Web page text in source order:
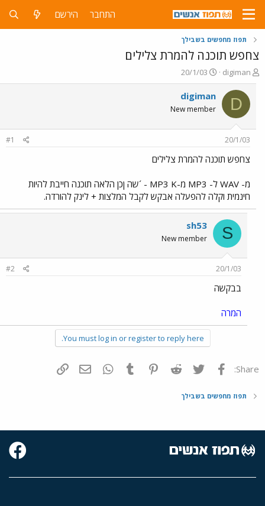
התחבר הירשם
תפוז מחפשים בשבילך
צחפש תוכנה להמרת צלילים
פ
ו
ת
ח
ה
ש
א
digiman
פ
ו
ר
ס
ם
ר
20/1/03
D
digiman
New member
20/1/03
#1
צחפש תוכנה להמרת צלילים
מ- WAV ל- MP3 מ-MP3 K - ´שה ןכן הלאה תוכנה חייבת להיות
חינמית וקלה להפעלה אבקש לקבל המלצות + לינק להורדה.
S
sh53
New member
20/1/03
#2
בבקשה
המרה
You must log in or register to reply here.
Share: פייסבוק Twitter
Reddit
Pinterest
Tumblr
WhatsAppדואר אלקטרוני
תפוז מחפשים בשבילך